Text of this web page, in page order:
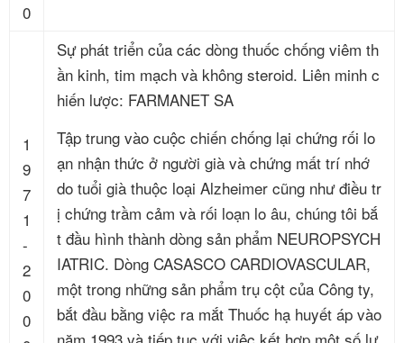
0
1
9
7
1
-
2
0
0
Sự phát triển của các dòng thuốc chống viêm th
ần kinh, tim mạch và không steroid. Liên minh c
hiến lược: FARMANET SA
Tập trung vào cuộc chiến chống lại chứng rối lo
ạn nhận thức ở người già và chứng mất trí nhớ
do tuổi già thuộc loại Alzheimer cũng như điều tr
ị chứng trầm cảm và rối loạn lo âu, chúng tôi bắ
t đầu hình thành dòng sản phẩm NEUROPSYCH
IATRIC. Dòng CASASCO CARDIOVASCULAR,
một trong những sản phẩm trụ cột của Công ty,
bắt đầu bằng việc ra mắt Thuốc hạ huyết áp vào